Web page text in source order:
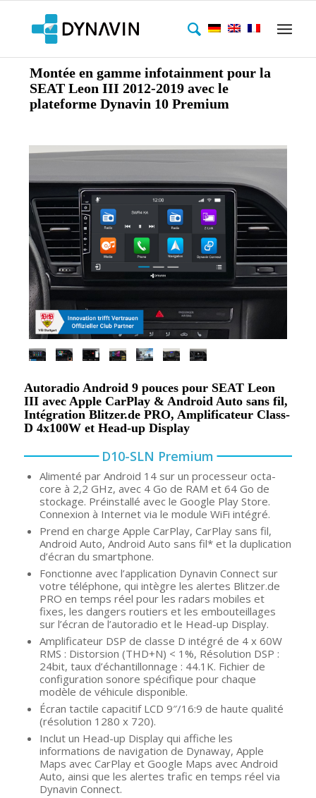
Montée en gamme infotainment pour la
SEAT Leon III 2012-2019 avec le
plateforme Dynavin 10 Premium
Autoradio Android 9 pouces pour SEAT Leon
III avec Apple CarPlay & Android Auto sans fil,
Intégration Blitzer.de PRO, Amplificateur Class-
D 4x100W et Head-up Display
D10-SLN Premium
Alimenté par Android 14 sur un processeur octa-
core à 2,2 GHz, avec 4 Go de RAM et 64 Go de
stockage. Préinstallé avec le Google Play Store.
Connexion à Internet via le module WiFi intégré.
Prend en charge Apple CarPlay, CarPlay sans fil,
Android Auto, Android Auto sans fil* et la duplication
d’écran du smartphone.
Fonctionne avec l’application Dynavin Connect sur
votre téléphone, qui intègre les alertes Blitzer.de
PRO en temps réel pour les radars mobiles et
fixes, les dangers routiers et les embouteillages
sur l’écran de l’autoradio et le Head-up Display.
Amplificateur DSP de classe D intégré de 4 x 60W
RMS : Distorsion (THD+N) < 1%, Résolution DSP :
24bit, taux d’échantillonnage : 44.1K. Fichier de
configuration sonore spécifique pour chaque
modèle de véhicule disponible.
Écran tactile capacitif LCD 9″/16:9 de haute qualité
(résolution 1280 x 720).
Inclut un Head-up Display qui affiche les
informations de navigation de Dynaway, Apple
Maps avec CarPlay et Google Maps avec Android
Auto, ainsi que les alertes trafic en temps réel via
Dynavin Connect.